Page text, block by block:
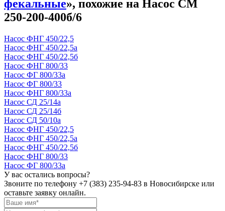
фекальные», похожие на Насос СМ
250-200-400б/6
Насос ФНГ 450/22,5
Насос ФНГ 450/22,5а
Насос ФНГ 450/22,5б
Насос ФНГ 800/33
Насос ФГ 800/33а
Насос ФГ 800/33
Насос ФНГ 800/33а
Насос СД 25/14а
Насос СД 25/14б
Насос СД 50/10а
Насос ФНГ 450/22,5
Насос ФНГ 450/22,5а
Насос ФНГ 450/22,5б
Насос ФНГ 800/33
Насос ФГ 800/33а
У вас остались вопросы?
Звоните по телефону +7 (383) 235-94-83 в Новосибирске или
оставьте заявку онлайн.